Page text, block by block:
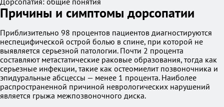
Причины и симптомы дорсопатии
Приблизительно 98 процентов пациентов диагностируются
неспецифической острой болью в спине, при которой не
выявляется серьезной патологии. Почти 2 процента
составляют метастатические раковые образования, тогда как
серьезные инфекции, такие как остеомиелит позвоночника и
эпидуральные абсцессы — менее 1 процента. Наиболее
распространенной причиной неврологических нарушений
является грыжа межпозвоночного диска.